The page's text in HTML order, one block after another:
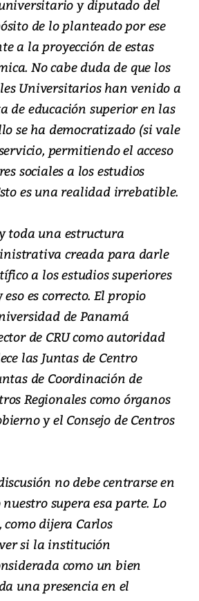
y diputado del
de lo planteado por ese
a la proyección de estas
No cabe duda de que los
Universitarios han venido a
de educación superior en las
se ha democratizado (si vale
permitiendo el acceso
sociales a los estudios
es una realidad irrebatible.
toda una estructura
creada para darle
a los estudios superiores
es correcto. El propio
de Panamá
de CRU como autoridad
las Juntas de Centro
de Coordinación de
Regionales como órganos
y el Consejo de Centros
no debe centrarse en
supera esa parte. Lo
como dijera Carlos
si la institución
como un bien
una presencia en el